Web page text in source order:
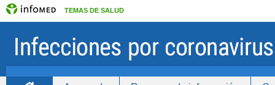
TEMAS DE SALUD